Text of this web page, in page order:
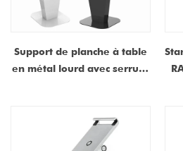
Support de planche à table
en métal lourd avec serrure
Fabricant personnalisable